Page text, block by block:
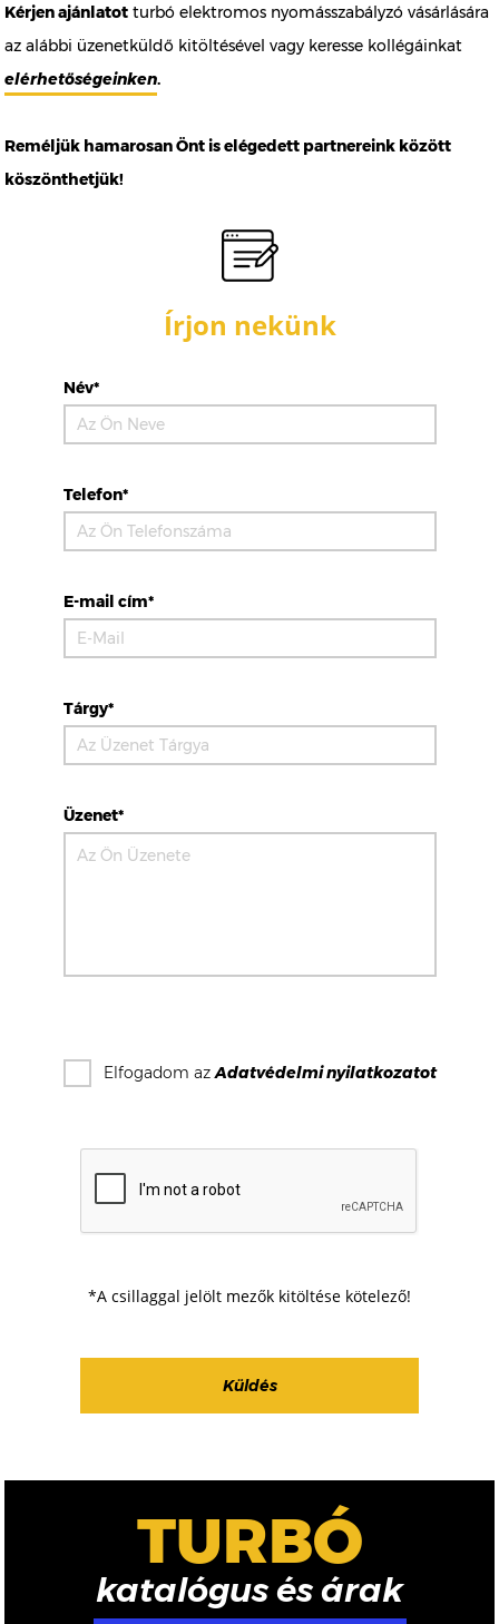
Kérjen ajánlatot turbó elektromos nyomásszabályzó vásárlására
az alábbi üzenetküldő kitöltésével vagy keresse kollégáinkat
elérhetőségeinken.
Reméljük hamarosan Önt is elégedett partnereink között
köszönthetjük!
Írjon nekünk
Név*
Telefon*
E-mail cím*
Tárgy*
Üzenet*
Elfogadom azAdatvédelmi nyilatkozatot
*A csillaggal jelölt mezők kitöltése kötelező!
TURBÓ
katalógus és árak